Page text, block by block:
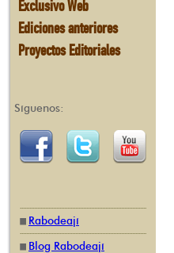
Exclusivo Web
Ediciones anteriores
Proyectos Editoriales
Síguenos:
Rabodeají
Blog Rabodeají